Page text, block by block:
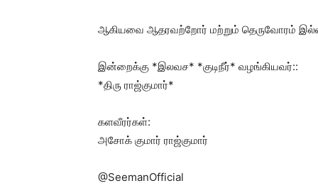
ஆகியவை ஆதரவற்றோர் மற்றும் தெருவோரம்
இன்றைக்கு *இலவச* *குடிநீர்* வழங்கியவர்::
*திரு ராஜ்குமார்*
களவீரர்கள்:
அசோக் குமார் ராஜ்குமார்
@SeemanOfficial